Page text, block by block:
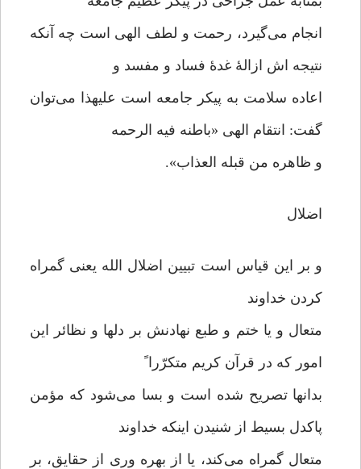
انجام می‌گیرد، رحمت و لطف الهی است چه آنکه
نتیجه اش ازالۀ غدۀ فساد و مفسد و
اعاده سلامت به پیکر جامعه است علیهذا می‌توان
گفت: انتقام الهی «باطنه فیه الرحمه
و ظاهره من قبله العذاب».
اضلال
و بر این قیاس است تبیین اضلال الله یعنی گمراه
کردن خداوند
متعال و یا ختم و طبع نهادنش بر دلها و نظائر این
امور که در قرآن کریم متکرّرا ً
بدانها تصریح شده است و بسا می‌شود که مؤمن
پاکدل بسیط از شنیدن اینکه خداوند
متعال گمراه می‌کند، یا از بهره وری از حقایق، بر